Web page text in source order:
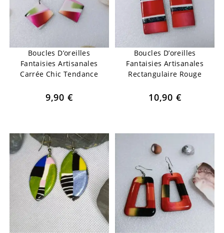
Boucles D’oreilles
Fantaisies Artisanales
Carrée Chic Tendance
9,90 €
Boucles D’oreilles
Fantaisies Artisanales
Rectangulaire Rouge
10,90 €